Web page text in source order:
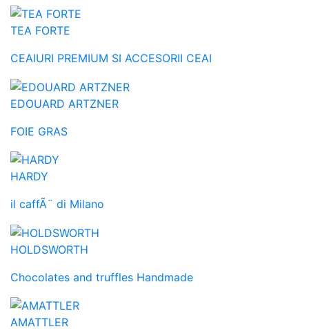
TEA FORTE
CEAIURI PREMIUM SI ACCESORII CEAI
EDOUARD ARTZNER
FOIE GRAS
HARDY
il caffÃ¨ di Milano
HOLDSWORTH
Chocolates and truffles Handmade
AMATTLER